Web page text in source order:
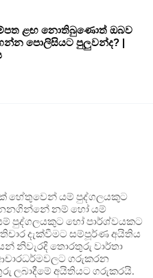
ළඟ නොතිබුණොත් ඔබව
පොලිසියට පුලුවන්ද? |
හේතුවෙන් යම් පුද්ගලයකුට
නම් හෝ යම්
පුද්ගලයකුට හෝ පාර්ශ්වයකට
දැක්වීමට සම්පූර්ණ අයිතිය
නිවැරදි තොරතුරු වාර්තා
ගරුකරන
ලබාදීමේ අයිතියට ගරුකරයි.